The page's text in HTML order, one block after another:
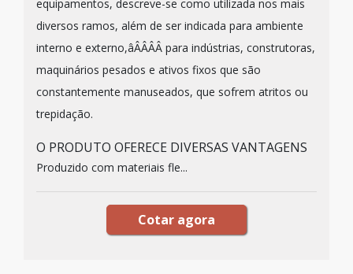
equipamentos, descreve-se como utilizada nos mais
diversos ramos, além de ser indicada para ambiente
interno e externo,âÂÂÂÂ para indústrias, construtoras,
maquinários pesados e ativos fixos que são
constantemente manuseados, que sofrem atritos ou
trepidação.
O PRODUTO OFERECE DIVERSAS VANTAGENS
Produzido com materiais fle...
Cotar agora